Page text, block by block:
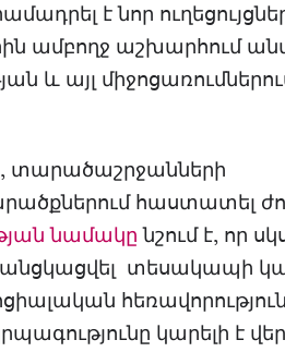
է նոր
ամբողջ աշխարհում
և այլ
տարածաշրջանների
հաստատել
նամակը նշում է, որ
անցկացվել տեսակապի
կարելի է